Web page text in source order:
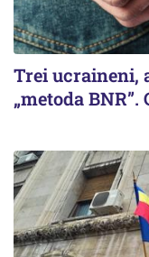
Trei ucraineni,
„metoda